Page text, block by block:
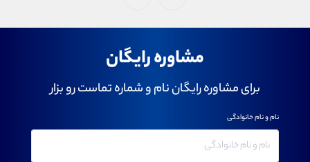
مشاوره رایگان
برای مشاوره رایگان نام و شماره تماست رو بزار
نام و نام خانوادگی